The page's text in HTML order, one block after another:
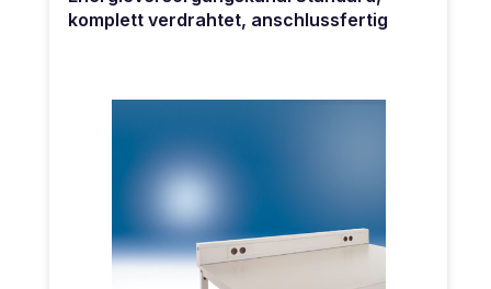
komplett verdrahtet, anschlussfertig